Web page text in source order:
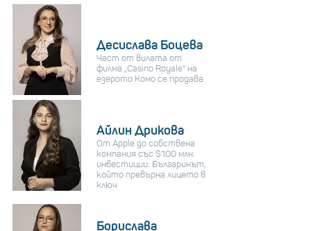
Десислава Боцева
Част от вилата от
филма „Casino Royale“ на
езерото Комо се продава
Айлин Дрикова
От Apple до собствена
компания със $100 млн.
инвестиции: Българинът,
който превърна лицето в
ключ
Борислава